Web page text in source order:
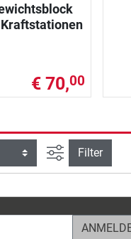
€ 70,00
Ansicht filtern
Filter